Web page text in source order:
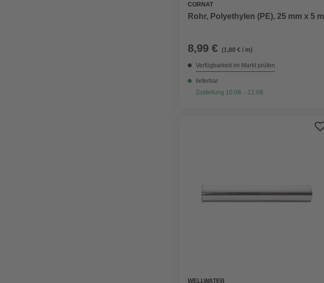
CORNAT
Rohr, Polyethylen (PE), 25 mm x 5 m
8,99 € (1,80 € / m)
Verfügbarkeit im Markt prüfen
lieferbar
Zustellung 10.08. - 12.08.
WELLWATER